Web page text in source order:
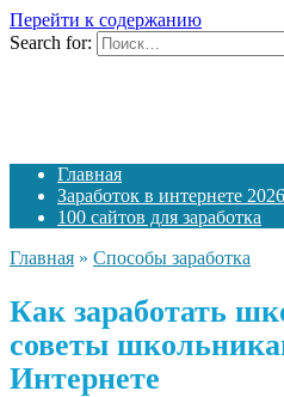
Перейти к содержанию
Search for:
Главная
Заработок в интернете 2026
100 сайтов для заработка
Главная » Способы заработка
Как заработать
советы
Интернете